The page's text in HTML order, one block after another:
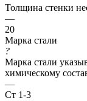
Толщина стенки
—
20
Марка стали
?
Марка стали
химическому
—
Ст 1-3